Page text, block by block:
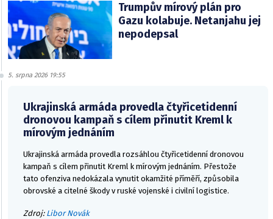
Trumpův mírový plán pro
Gazu kolabuje. Netanjahu jej
nepodepsal
5. srpna 2026 19:55
Ukrajinská armáda provedla čtyřicetidenní
dronovou kampaň s cílem přinutit Kreml k
mírovým jednáním
Ukrajinská armáda provedla rozsáhlou čtyřicetidenní dronovou
kampaň s cílem přinutit Kreml k mírovým jednáním. Přestože
tato ofenziva nedokázala vynutit okamžité příměří, způsobila
obrovské a citelné škody v ruské vojenské i civilní logistice.
Zdroj: Libor Novák